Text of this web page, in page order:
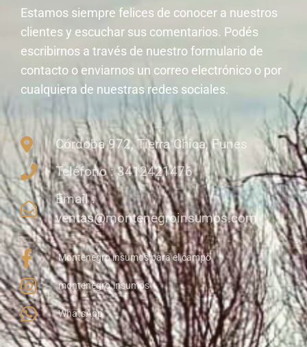
Estamos siempre felices de conocer a nuestros
clientes y escuchar sus comentarios. Podés
escribirnos a través de nuestro formulario de
contacto o enviarnos un correo electrónico o por
cualquiera de nuestras redes sociales.
Córdoba 972, Tierra Chica, Funes
Teléfono : 3412421476
Email :
ventas@montenegroinsumos.com
Montenegro insumos para el campo
montenegro.insumos
WhatsApp